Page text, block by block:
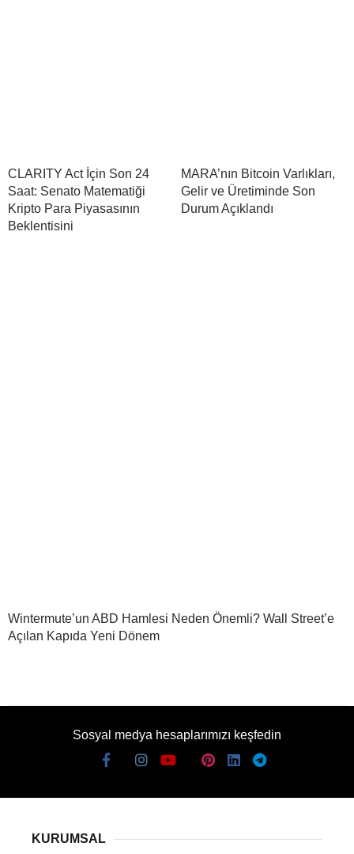
CLARITY Act İçin Son 24
Saat: Senato Matematiği
Kripto Para Piyasasının
Beklentisini
MARA’nın Bitcoin Varlıkları,
Gelir ve Üretiminde Son
Durum Açıklandı
Wintermute’un ABD Hamlesi Neden Önemli? Wall Street’e
Açılan Kapıda Yeni Dönem
Sosyal medya hesaplarımızı keşfedin
KURUMSAL